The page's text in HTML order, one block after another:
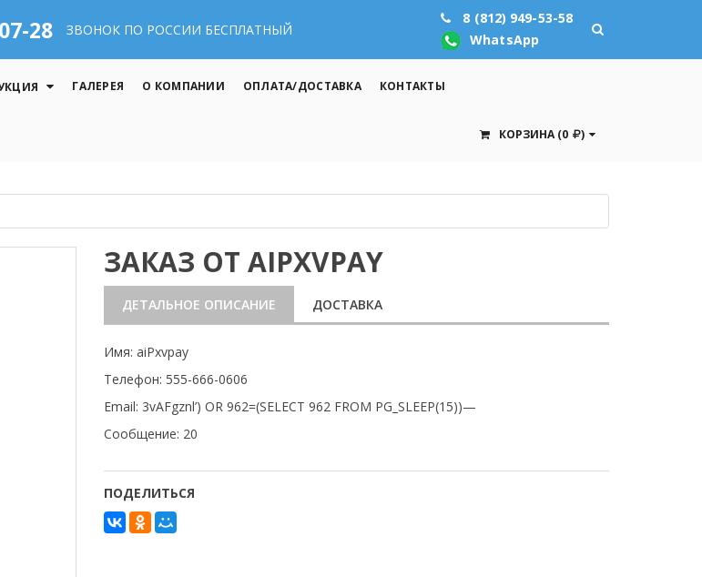
28 ЗВОНОК ПО РОССИИ БЕСПЛАТНЫЙ
8 (812) 949-53-58
WhatsApp
ГАЛЕРЕЯ О КОМПАНИИ ОПЛАТА/ДОСТАВКА КОНТАКТЫ
КОРЗИНА (0 )
ЗАКАЗ ОТ AIPXVPAY
ДЕТАЛЬНОЕ ОПИСАНИЕ ДОСТАВКА
Имя: aiPxvpay
Телефон: 555-666-0606
Email: 3vAFgznl’) OR 962=(SELECT 962 FROM PG_SLEEP(15))—
Сообщение: 20
ПОДЕЛИТЬСЯ